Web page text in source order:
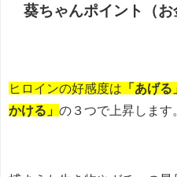
葵ちゃんポイント（
ヒロインの好感度は 「あげ
かける」 の３つで上昇します